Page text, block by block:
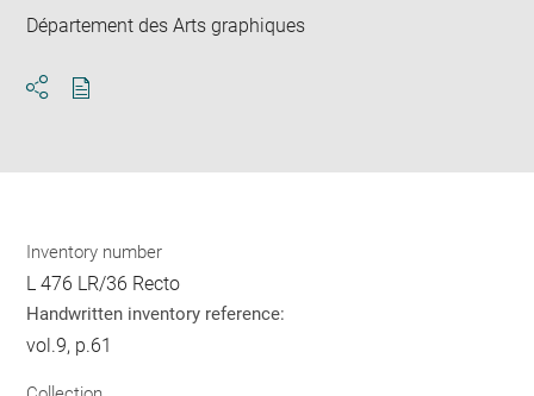
Département des Arts graphiques
Inventory number
L 476 LR/36 Recto
Handwritten inventory reference:
vol.9, p.61